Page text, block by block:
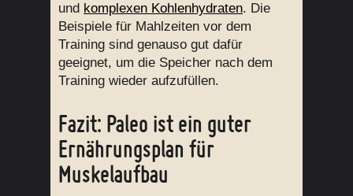
und komplexen Kohlenhydraten. Die
Beispiele für Mahlzeiten vor dem
Training sind genauso gut dafür
geeignet, um die Speicher nach dem
Training wieder aufzufüllen.
Fazit: Paleo ist ein guter
Ernährungsplan für
Muskelaufbau